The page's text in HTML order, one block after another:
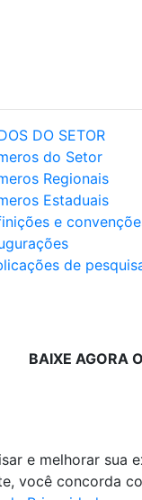
DO SETOR
do Setor
Regionais
Estaduais
e
de
BAIXE AGORA
e melhorar sua
você concorda